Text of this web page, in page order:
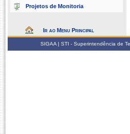
Projetos de Monitoria
Ir ao Menu Principal
SIGAA | STI - Superintendência de